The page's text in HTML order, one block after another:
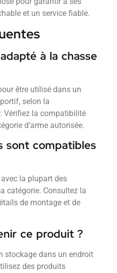
et un service fiable.
à la chasse
être utilisé dans un
selon la
Vérifiez la compatibilité
d’arme autorisée.
sont compatibles
la plupart des
catégorie. Consultez la
de montage et de
ce produit ?
stockage dans un endroit
des produits